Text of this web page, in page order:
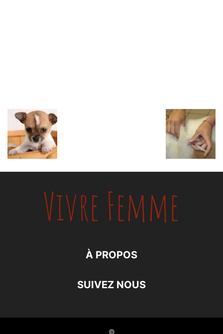
À PROPOS
SUIVEZ NOUS
©